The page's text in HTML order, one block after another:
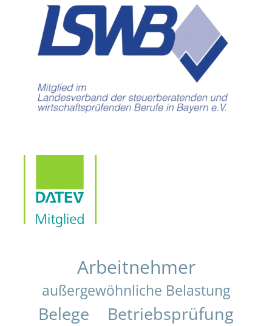
Arbeitnehmer
außergewöhnliche Belastung
Belege Betriebsprüfung